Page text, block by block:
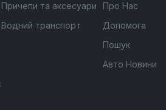
Причепи та аксесуари
Водний транспорт
Про Нас
Допомога
Пошук
Авто Новини